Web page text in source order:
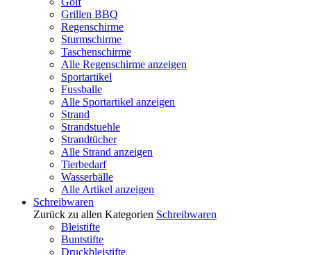
Grillen BBQ
Regenschirme
Sturmschirme
Taschenschirme
Alle Regenschirme anzeigen
Sportartikel
Fussballe
Alle Sportartikel anzeigen
Strand
Strandstuehle
Strandtücher
Alle Strand anzeigen
Tierbedarf
Wasserbälle
Alle Artikel anzeigen
Schreibwaren
Zurück zu allen Kategorien Schreibwaren
Bleistifte
Buntstifte
Druckbleistifte